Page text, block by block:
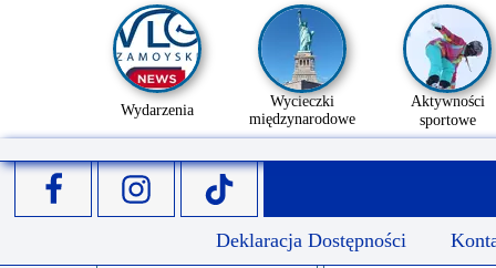
Deklaracja Dostępności
Aktywności
sportowe
Wycieczki
międzynarodowe
Wydarzenia